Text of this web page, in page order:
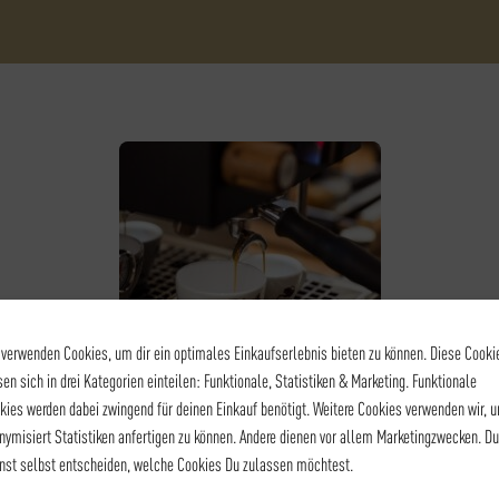
Cookies, um dir ein optimales Einkaufserlebnis bieten zu können. Diese
sich in drei Kategorien einteilen: Funktionale, Statistiken & Marketing. Funktionale
werden dabei zwingend für deinen Einkauf benötigt. Weitere Cookies verwenden wir,
Statistiken anfertigen zu können. Andere dienen vor allem Marketingzwecken. Du
selbst entscheiden, welche Cookies Du zulassen möchtest.
KAFFEE - BARISTA LEVEL I
BARISTA LEVEL I